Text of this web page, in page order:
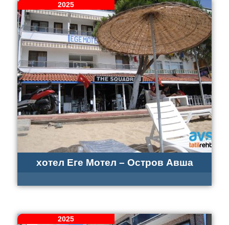
2025
хотел Еге Мотел – Остров Авша
2025